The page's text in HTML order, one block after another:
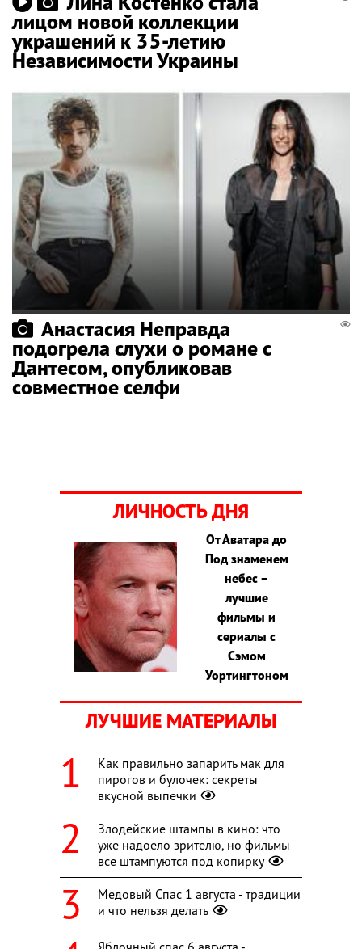
лицом новой коллекции
украшений к 35-летию
Независимости Украины
Анастасия Неправда
подогрела слухи о романе с
Дантесом, опубликовав
совместное селфи
ЛИЧНОСТЬ ДНЯ
От Аватара до
Под знаменем
небес –
лучшие
фильмы и
сериалы с
Сэмом
Уортингтоном
ЛУЧШИЕ МАТЕРИАЛЫ
Как правильно запарить мак для
пирогов и булочек: секреты
вкусной выпечки
Злодейские штампы в кино: что
уже надоело зрителю, но фильмы
все штампуются под копирку
Медовый Спас 1 августа - традиции
и что нельзя делать